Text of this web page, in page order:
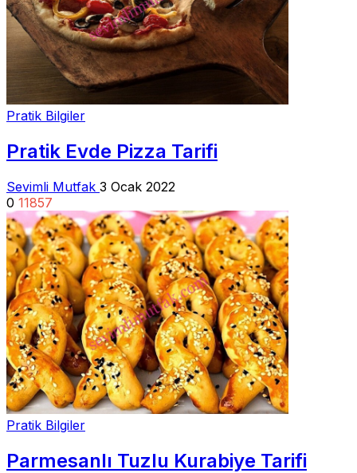
Pratik Bilgiler
Pratik Evde Pizza Tarifi
Sevimli Mutfak 3 Ocak 2022
0 11857
Pratik Bilgiler
Parmesanlı Tuzlu Kurabiye Tarifi